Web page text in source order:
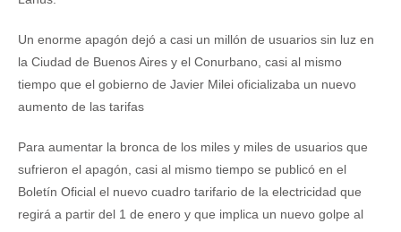
Un enorme apagón dejó a casi un millón de usuarios sin luz en
la Ciudad de Buenos Aires y el Conurbano, casi al mismo
tiempo que el gobierno de Javier Milei oficializaba un nuevo
aumento de las tarifas
Para aumentar la bronca de los miles y miles de usuarios que
sufrieron el apagón, casi al mismo tiempo se publicó en el
Boletín Oficial el nuevo cuadro tarifario de la electricidad que
regirá a partir del 1 de enero y que implica un nuevo golpe al